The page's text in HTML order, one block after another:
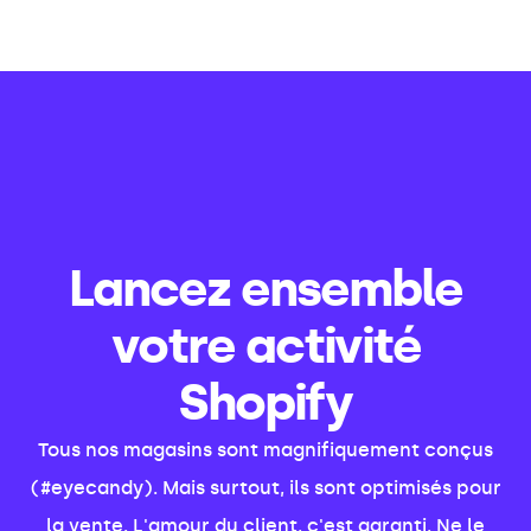
Lancez ensemble
votre activité
Shopify
Tous nos magasins sont magnifiquement conçus
(#eyecandy). Mais surtout, ils sont optimisés pour
la vente. L'amour du client, c'est garanti. Ne le